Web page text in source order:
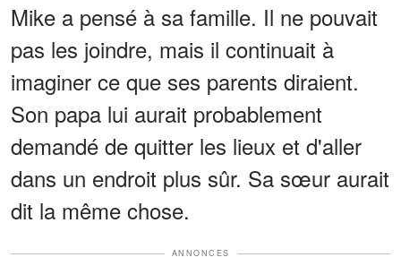
Mike a pensé à sa famille. Il ne pouvait
pas les joindre, mais il continuait à
imaginer ce que ses parents diraient.
Son papa lui aurait probablement
demandé de quitter les lieux et d'aller
dans un endroit plus sûr. Sa sœur aurait
dit la même chose.
ANNONCES